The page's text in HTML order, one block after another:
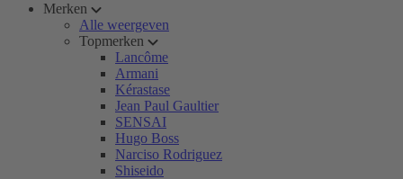
Merken
Alle weergeven
Topmerken
Lancôme
Armani
Kérastase
Jean Paul Gaultier
SENSAI
Hugo Boss
Narciso Rodriguez
Shiseido